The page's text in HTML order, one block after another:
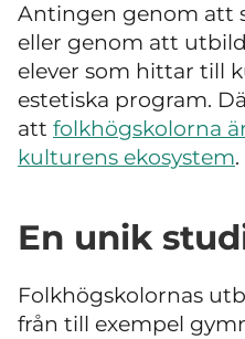
Antingen genom att
eller genom att
elever som hittar till
estetiska program.
att folkhögskolorna
kulturens ekosystem.
En unik
Folkhögskolornas
från till exempel